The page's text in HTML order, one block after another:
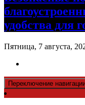
удобства для
Пятница, 7 августа,
Переключение